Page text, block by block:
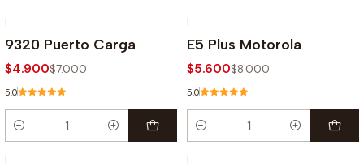
|
9320 Puerto Carga
$4.900$7.000
5.0
Cantidad
|
E5 Plus Motorola
$5.600$8.000
5.0
Cantidad
| |